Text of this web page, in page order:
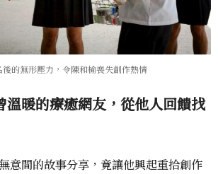
後的無形壓力，令陳和榆喪失創作熱情
溫暖的療癒網友，從他人回饋找
意間的故事分享，竟讓他興起重拾創作